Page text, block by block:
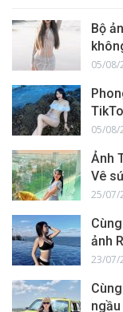
Bộ
05/08/
05/08/
Ảnh
Vê
25/07/
ảnh
23/07/